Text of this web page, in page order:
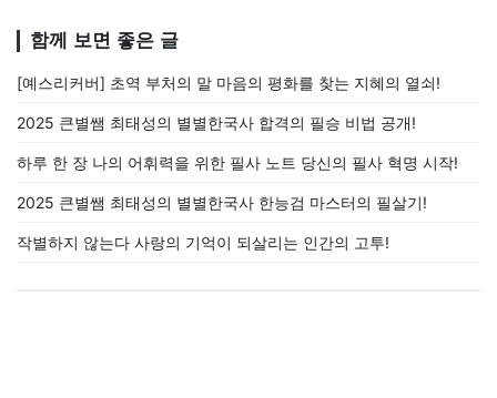
함께 보면 좋은 글
[예스리커버] 초역 부처의 말 마음의 평화를 찾는 지혜의 열쇠!
2025 큰별쌤 최태성의 별별한국사 합격의 필승 비법 공개!
하루 한 장 나의 어휘력을 위한 필사 노트 당신의 필사 혁명 시작!
2025 큰별쌤 최태성의 별별한국사 한능검 마스터의 필살기!
작별하지 않는다 사랑의 기억이 되살리는 인간의 고투!